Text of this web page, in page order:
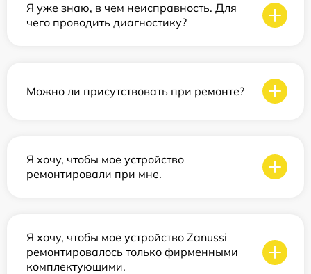
Я уже знаю, в чем неисправность. Для
чего проводить диагностику?
Можно ли присутствовать при ремонте?
Я хочу, чтобы мое устройство
ремонтировали при мне.
Я хочу, чтобы мое устройство Zanussi
ремонтировалось только фирменными
комплектующими.